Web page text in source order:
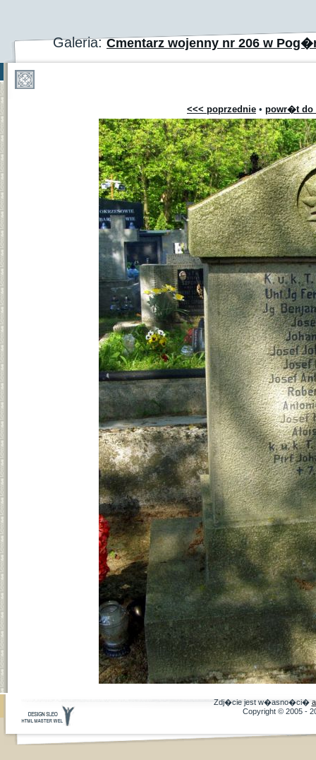
Galeria:Cmentarz wojenny nr 206 w
<<< poprzednie • powr�t do
Zdj�cie jest w�asno�ci�
Copyright © 2005 -